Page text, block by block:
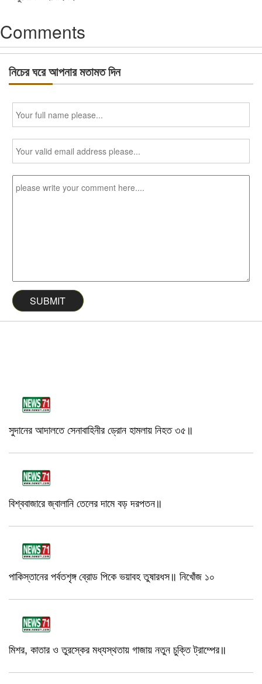
Comments
নিচের ঘরে আপনার মতামত দিন
সুদানের আদালতে সেনাবাহিনীর ড্রোন হামলায় নিহত ৩৫॥
বিশ্ববাজারে জ্বালানি তেলের দামে বড় দরপতন॥
পাকিস্তানের পর্বতশৃঙ্গ ব্রোড পিকে ভয়াবহ তুষারধস॥ নিখোঁজ ১০
মিশর, কাতার ও তুরস্কের মধ্যস্থতায় গাজায় নতুন চুক্তি ট্রাম্পের॥